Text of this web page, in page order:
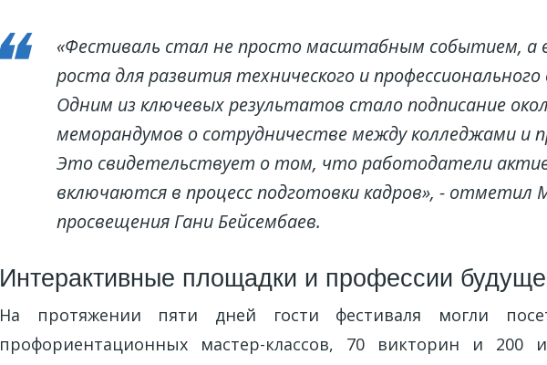
«Фестиваль стал не просто масштабным событием, а
роста для развития технического и профессионального
Одним из ключевых результатов стало подписание
меморандумов о сотрудничестве между колледжами и
Это свидетельствует о том, что работодатели
включаются в процесс подготовки кадров», - отметил
просвещения Гани Бейсембаев.
Интерактивные площадки и профессии
На протяжении пяти дней гости фестиваля могли
профориентационных мастер-классов, 70 викторин и 200